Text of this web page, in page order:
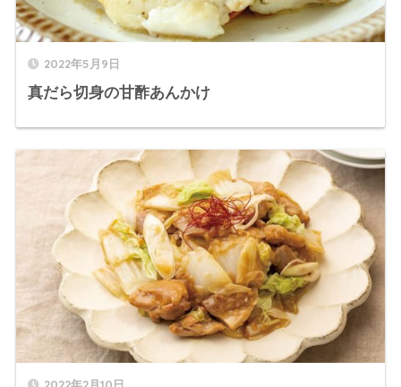
2022年5月9日
真だら切身の甘酢あんかけ
2022年2月10日